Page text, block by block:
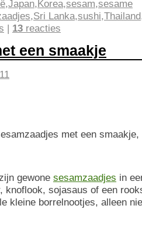
,Japan, Korea,sesam,sesame
,Sri Lanka,sushi,Thailand
| 13 reacties
een smaakje
met een smaakje,
gewone sesamzaadjes in
knoflook, sojasaus of een
kleine borrelnootjes, alleen